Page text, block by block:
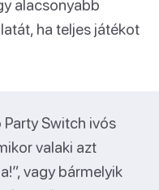
alacsonyabb
ha teljes játékot
Party Switch ivós
valaki azt
vagy bármelyik